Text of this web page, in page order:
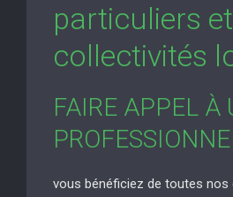
particuliers et
collectivités
FAIRE APPEL À
vous bénéficiez de toutes nos